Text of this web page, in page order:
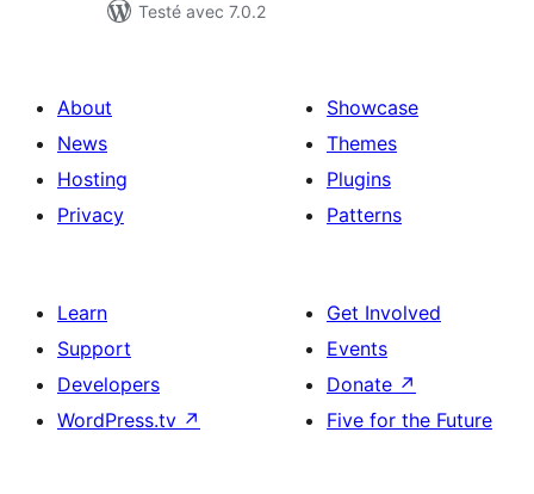
Testé avec 7.0.2
About
News
Hosting
Privacy
Showcase
Themes
Plugins
Patterns
Learn
Support
Developers
WordPress.tv ↗
Get Involved
Events
Donate ↗
Five for the Future